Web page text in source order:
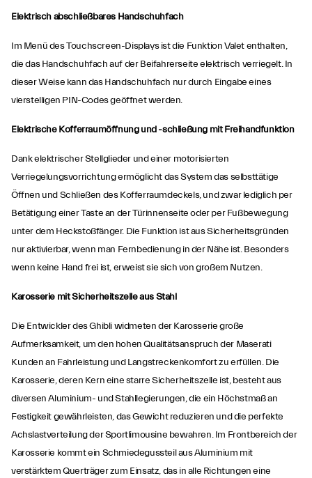
Elektrisch abschließbares Handschuhfach
Im Menü des Touchscreen-Displays ist die Funktion Valet enthalten,
die das Handschuhfach auf der Beifahrerseite elektrisch verriegelt. In
dieser Weise kann das Handschuhfach nur durch Eingabe eines
vierstelligen PIN-Codes geöffnet werden.
Elektrische Kofferraumöffnung und -schließung mit Freihandfunktion
Dank elektrischer Stellglieder und einer motorisierten
Verriegelungsvorrichtung ermöglicht das System das selbsttätige
Öffnen und Schließen des Kofferraumdeckels, und zwar lediglich per
Betätigung einer Taste an der Türinnenseite oder per Fußbewegung
unter dem Heckstoßfänger. Die Funktion ist aus Sicherheitsgründen
nur aktivierbar, wenn man Fernbedienung in der Nähe ist. Besonders
wenn keine Hand frei ist, erweist sie sich von großem Nutzen.
Karosserie mit Sicherheitszelle aus Stahl
Die Entwickler des Ghibli widmeten der Karosserie große
Aufmerksamkeit, um den hohen Qualitätsanspruch der Maserati
Kunden an Fahrleistung und Langstreckenkomfort zu erfüllen. Die
Karosserie, deren Kern eine starre Sicherheitszelle ist, besteht aus
diversen Aluminium- und Stahllegierungen, die ein Höchstmaß an
Festigkeit gewährleisten, das Gewicht reduzieren und die perfekte
Achslastverteilung der Sportlimousine bewahren. Im Frontbereich der
Karosserie kommt ein Schmiedegussteil aus Aluminium mit
verstärktem Querträger zum Einsatz, das in alle Richtungen eine